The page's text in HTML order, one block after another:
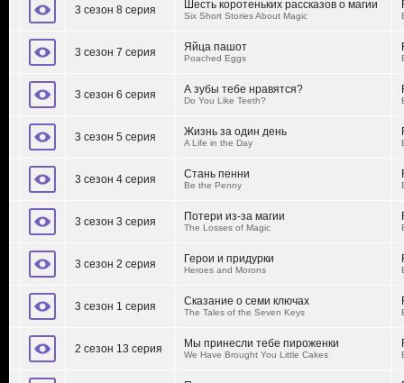
3 сезон 8 серия Шесть коротеньких рассказов о магии
Six Short Stories About Magic
3 сезон 7 серия Яйца пашот
Poached Eggs
3 сезон 6 серия А зубы тебе нравятся?
Do You Like Teeth?
3 сезон 5 серия Жизнь за один день
A Life in the Day
3 сезон 4 серия Стань пенни
Be the Penny
3 сезон 3 серия Потери из-за магии
The Losses of Magic
3 сезон 2 серия Герои и придурки
Heroes and Morons
3 сезон 1 серия Сказание о семи ключах
The Tales of the Seven Keys
2 сезон 13 серия Мы принесли тебе пироженки
We Have Brought You Little Cakes